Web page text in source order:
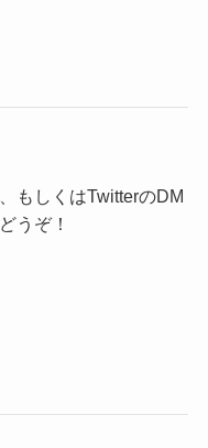
もしくはTwitterのDM
うぞ！